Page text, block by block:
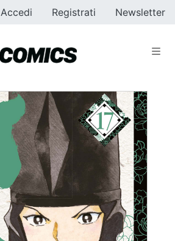
Accedi Registrati Newsletter